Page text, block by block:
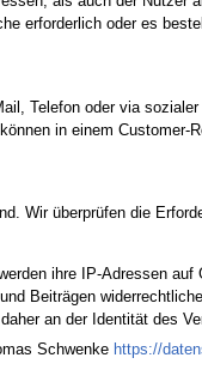
erforderlich oder es
Telefon oder via
in einem
Wir überprüfen die
ihre IP-Adressen
Beiträgen
an der Identität des
Schwenke https://